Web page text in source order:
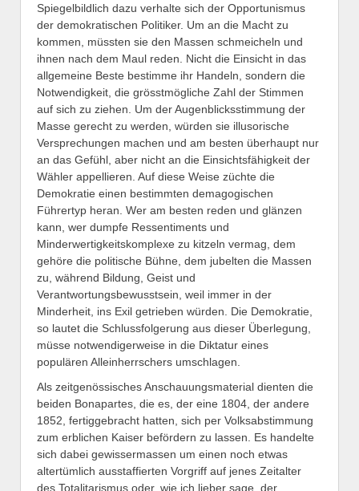
Spiegelbildlich dazu verhalte sich der Opportunismus
der demokratischen Politiker. Um an die Macht zu
kommen, müssten sie den Massen schmeicheln und
ihnen nach dem Maul reden. Nicht die Einsicht in das
allgemeine Beste bestimme ihr Handeln, sondern die
Notwendigkeit, die grösstmögliche Zahl der Stimmen
auf sich zu ziehen. Um der Augenblicksstimmung der
Masse gerecht zu werden, würden sie illusorische
Versprechungen machen und am besten überhaupt nur
an das Gefühl, aber nicht an die Einsichtsfähigkeit der
Wähler appellieren. Auf diese Weise züchte die
Demokratie einen bestimmten demagogischen
Führertyp heran. Wer am besten reden und glänzen
kann, wer dumpfe Ressentiments und
Minderwertigkeitskomplexe zu kitzeln vermag, dem
gehöre die politische Bühne, dem jubelten die Massen
zu, während Bildung, Geist und
Verantwortungsbewusstsein, weil immer in der
Minderheit, ins Exil getrieben würden. Die Demokratie,
so lautet die Schlussfolgerung aus dieser Überlegung,
müsse notwendigerweise in die Diktatur eines
populären Alleinherrschers umschlagen.
Als zeitgenössisches Anschauungsmaterial dienten die
beiden Bonapartes, die es, der eine 1804, der andere
1852, fertiggebracht hatten, sich per Volksabstimmung
zum erblichen Kaiser befördern zu lassen. Es handelte
sich dabei gewissermassen um einen noch etwas
altertümlich ausstaffierten Vorgriff auf jenes Zeitalter
des Totalitarismus oder, wie ich lieber sage, der